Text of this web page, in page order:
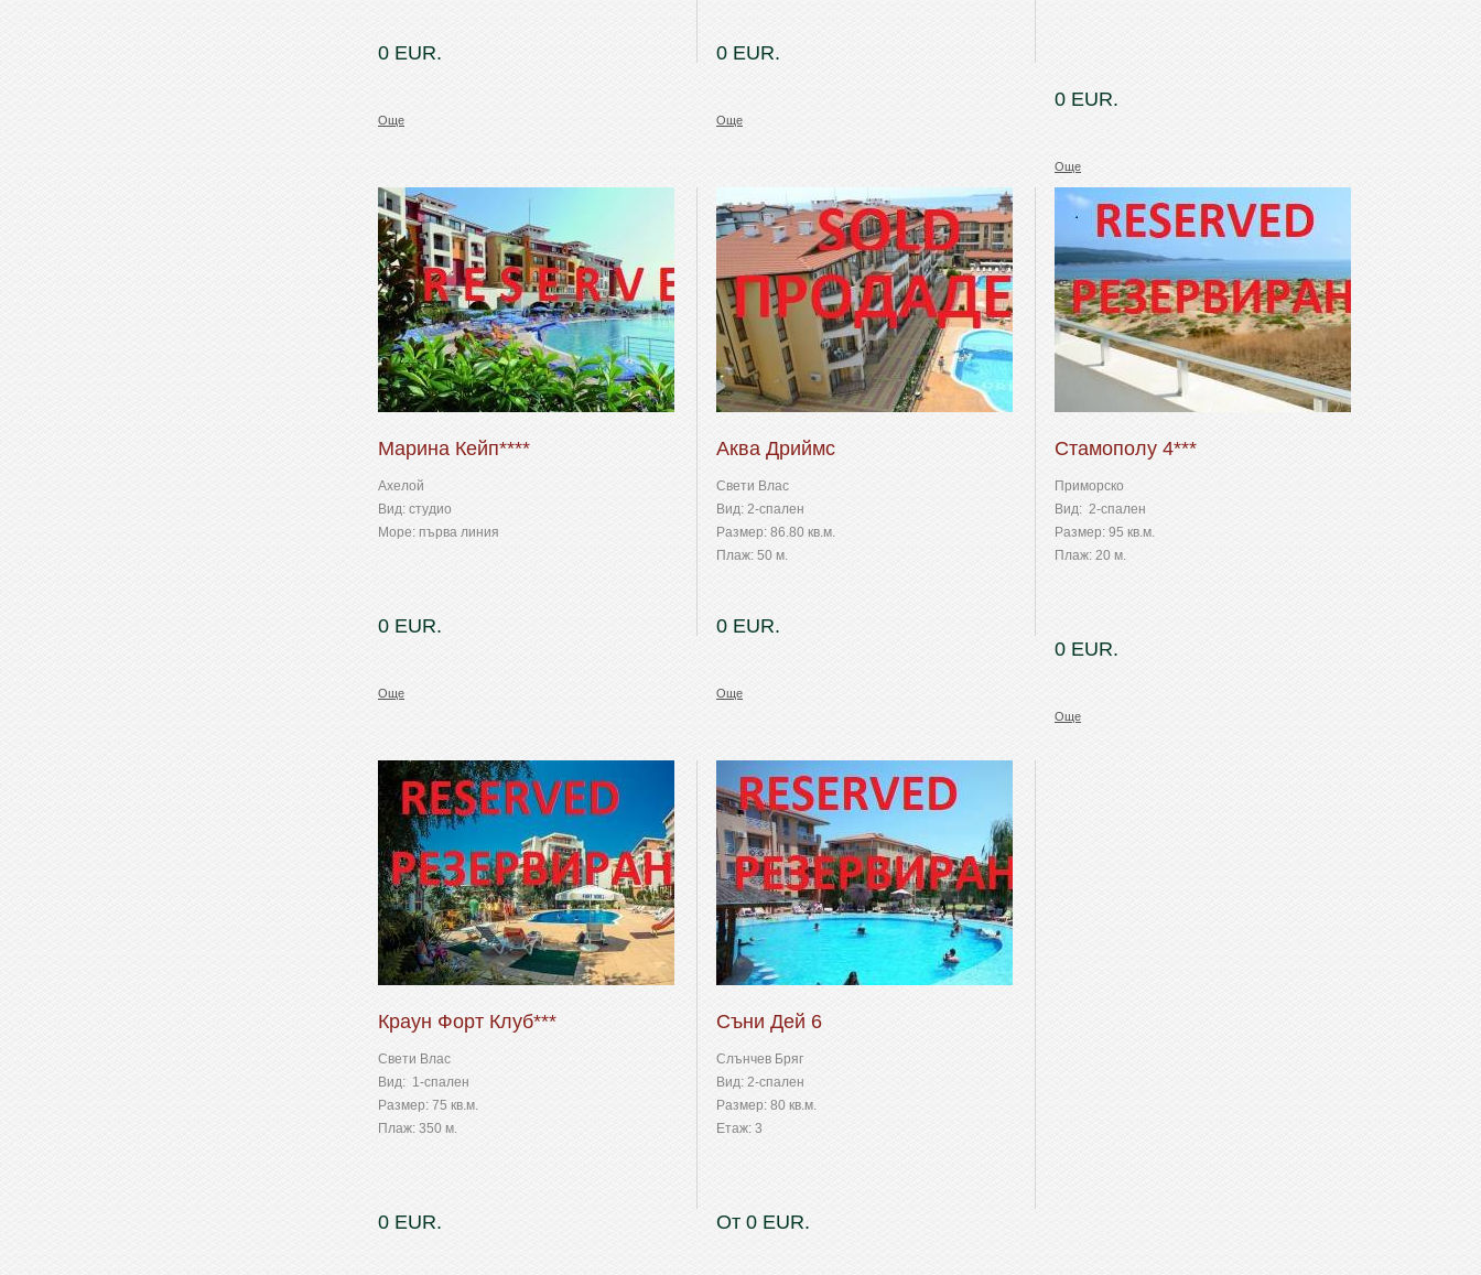
0 EUR.
Още
0 EUR.
Още
0 EUR.
Още
Марина Кейп****
Ахелой
Вид: студио
Море: първа линия
0 EUR.
Още
Аква Дриймс
Свети Влас
Вид: 2-спален
Размер: 86.80 кв.м.
Плаж: 50 м.
0 EUR.
Още
Стамополу 4***
Приморско
Вид: 2-спален
Размер: 95 кв.м.
Плаж: 20 м.
0 EUR.
Още
Краун Форт Клуб***
Свети Влас
Вид: 1-спален
Размер: 75 кв.м.
Плаж: 350 м.
0 EUR.
Съни Дей 6
Слънчев Бряг
Вид: 2-спален
Размер: 80 кв.м.
Етаж: 3
От 0 EUR.